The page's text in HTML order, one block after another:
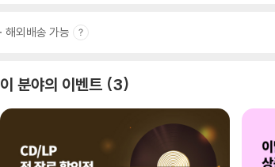
해외배송 가능
이 분야의 이벤트 3